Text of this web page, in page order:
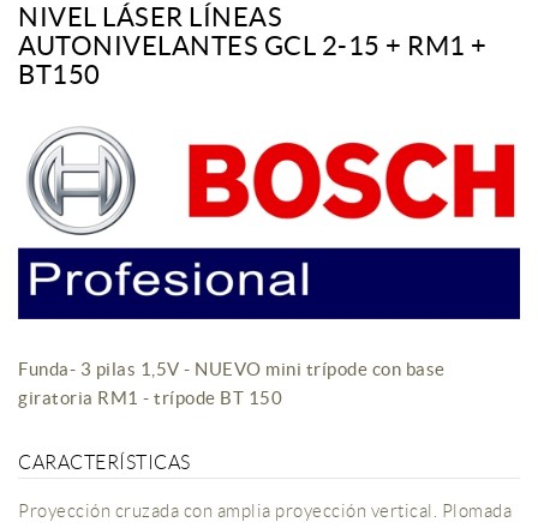
NIVEL LÁSER LÍNEAS
AUTONIVELANTES GCL 2-15 + RM1 +
BT150
Funda- 3 pilas 1,5V - NUEVO mini trípode con base
giratoria RM1 - trípode BT 150
CARACTERÍSTICAS
Proyección cruzada con amplia proyección vertical. Plomada